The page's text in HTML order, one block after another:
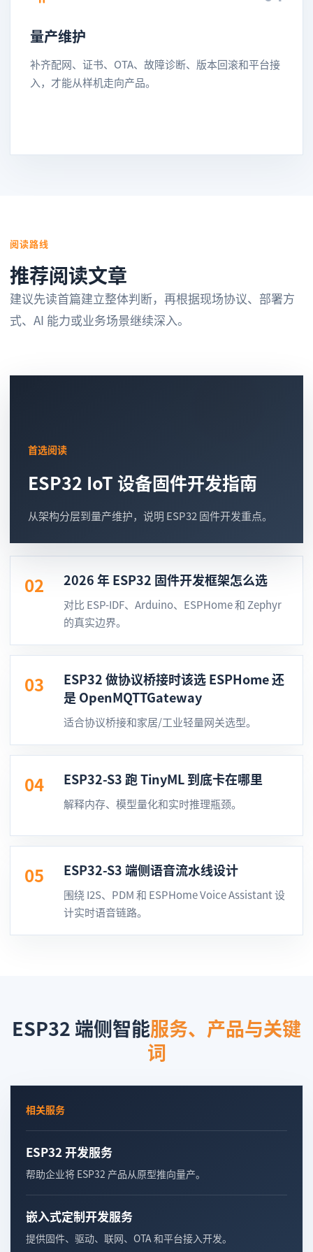
量产维护
补齐配网、证书、OTA、故障诊断、版本回滚和平台接
入，才能从样机走向产品。
阅读路线
推荐阅读文章
建议先读首篇建立整体判断，再根据现场协议、部署方
式、AI 能力或业务场景继续深入。
首选阅读
ESP32 IoT 设备固件开发指南
从架构分层到量产维护，说明 ESP32 固件开发重点。
02 2026 年 ESP32 固件开发框架怎么选
对比 ESP-IDF、Arduino、ESPHome 和 Zephyr
的真实边界。
03
ESP32 做协议桥接时该选 ESPHome 还
是 OpenMQTTGateway
适合协议桥接和家居/工业轻量网关选型。
04 ESP32-S3 跑 TinyML 到底卡在哪里
解释内存、模型量化和实时推理瓶颈。
05 ESP32-S3 端侧语音流水线设计
围绕 I2S、PDM 和 ESPHome Voice Assistant 设
计实时语音链路。
ESP32 端侧智能服务、产品与关键
词
相关服务
ESP32 开发服务
帮助企业将 ESP32 产品从原型推向量产。
嵌入式定制开发服务
提供固件、驱动、联网、OTA 和平台接入开发。